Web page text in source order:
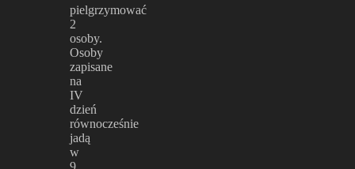
pielgrzymować
2
osoby.
Osoby
zapisane
na
IV
dzień
równocześnie
jadą
w
9